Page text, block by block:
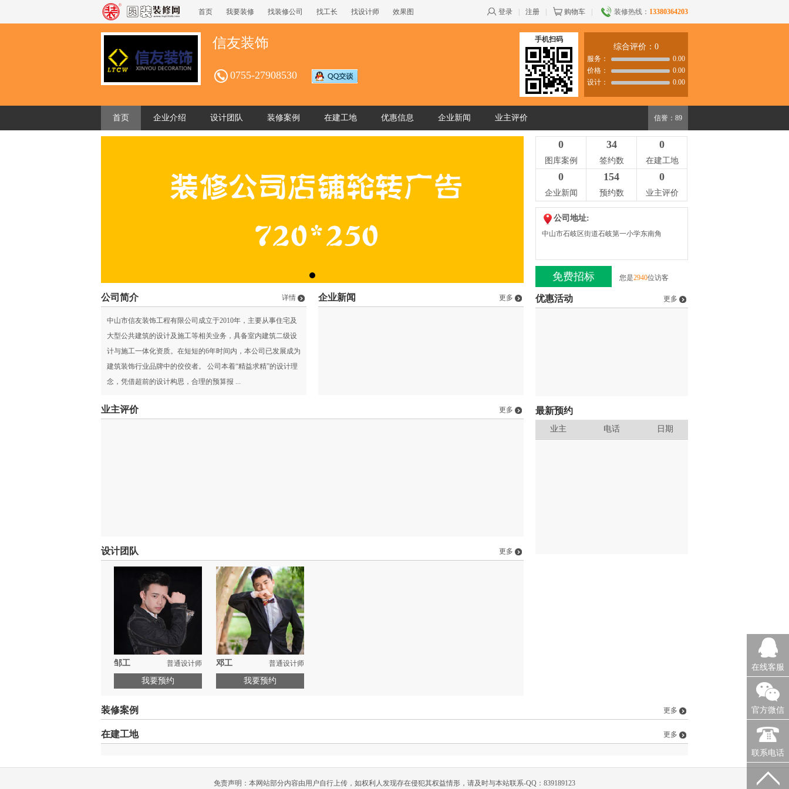
首页 我要装修 找装修公司 找工长 找设计师 效果图 登录 注册 购物车 装修热线： 13380364203
信友装饰
0755-27908530
综合评价：0
服务：
0.00
价格：
0.00
设计：
0.00
手机扫码
首页 企业介绍 设计团队 装修案例 在建工地 优惠信息 企业新闻 业主评价 信誉：89
公司简介 详情
中山市信友装饰工程有限公司成立于2010年，主要从事住宅及
大型公共建筑的设计及施工等相关业务，具备室内建筑二级设
计与施工一体化资质。在短短的6年时间内，本公司已发展成为
建筑装饰行业品牌中的佼佼者。 公司本着“精益求精”的设计理
念，凭借超前的设计构思，合理的预算报 ...
企业新闻 更多
业主评价 更多
设计团队 更多
邹工 普通设计师
我要预约
邓工 普通设计师
我要预约
0
图库案例
34
签约数
0
在建工地
0
企业新闻
154
预约数
0
业主评价
公司地址:
中山市石岐区街道石岐第一小学东南角
免费招标 您是2940位访客
优惠活动 更多
最新预约
业主 电话 日期
装修案例 更多
在建工地 更多
免责声明：本网站部分内容由用户自行上传，如权利人发现存在侵犯其权益情形，请及时与本站联系-QQ：839189123
在线客服
官方微信
联系电话